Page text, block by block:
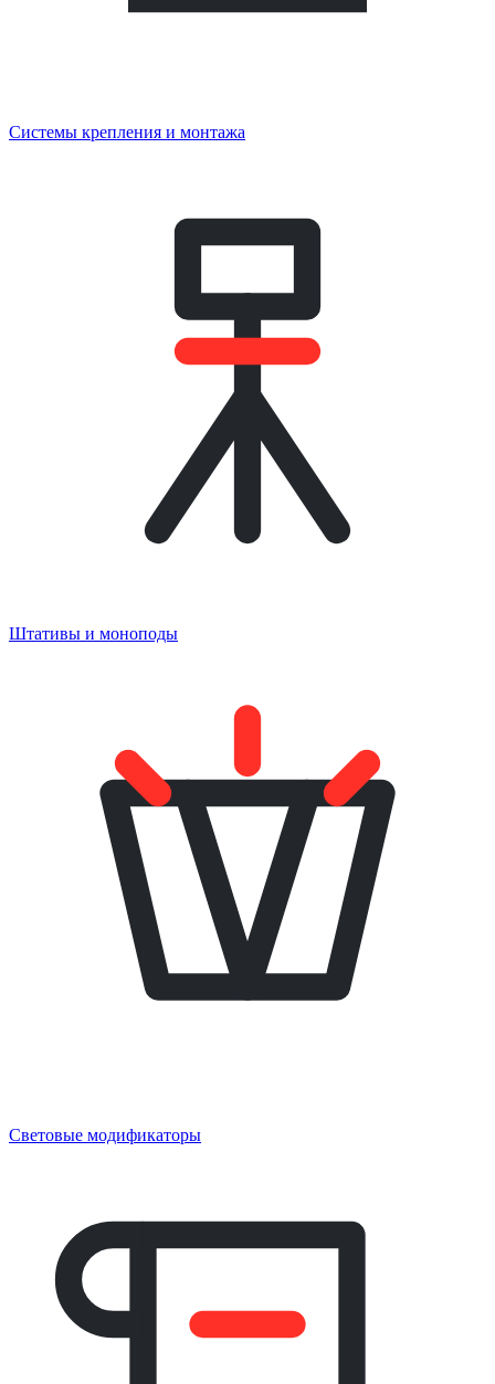
Системы крепления и монтажа
Штативы и моноподы
Световые модификаторы